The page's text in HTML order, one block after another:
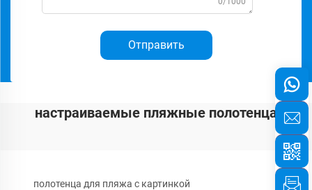
Отправить
настраиваемые пляжные полотенца
полотенца для пляжа с картинкой